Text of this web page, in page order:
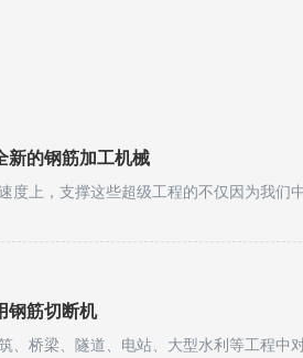
新的钢筋加工机械
钢筋切断机